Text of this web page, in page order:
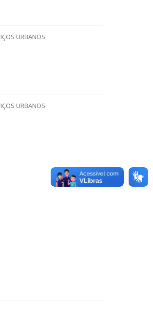
URBANOS
URBANOS